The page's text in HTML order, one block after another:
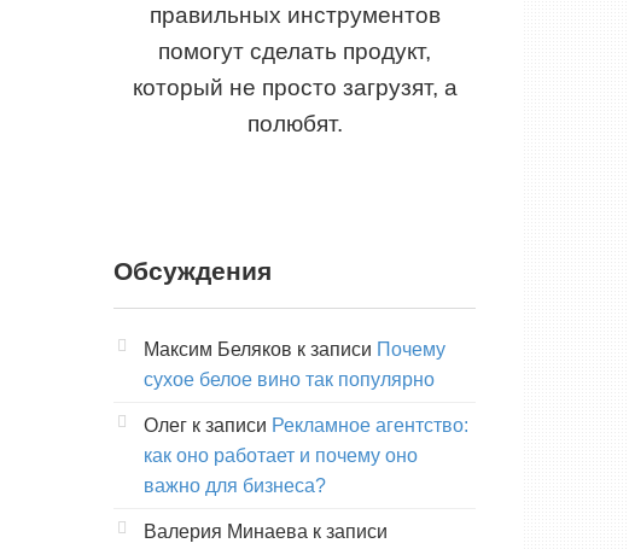
правильных инструментов
помогут сделать продукт,
который не просто загрузят, а
полюбят.
Обсуждения
Максим Беляков к записи Почему
сухое белое вино так популярно
Олег к записи Рекламное агентство:
как оно работает и почему оно
важно для бизнеса?
Валерия Минаева к записи